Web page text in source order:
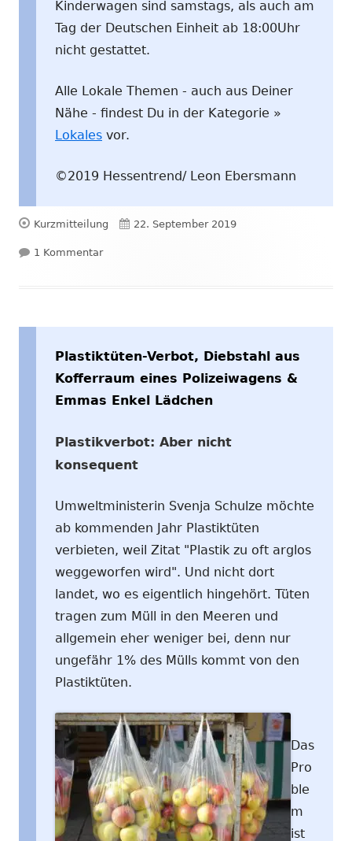
Kinderwagen sind samstags, als auch am
Tag der Deutschen Einheit ab 18:00Uhr
nicht gestattet.
Alle Lokale Themen - auch aus Deiner
Nähe - findest Du in der Kategorie »
Lokales vor.
©2019 Hessentrend/ Leon Ebersmann
Format
Kurzmitteilung Veröffentlicht
22. September 2019
1 Kommentarzu Schwarzfahren, Patientenakten frei
Plastiktüten-Verbot, Diebstahl aus
Kofferraum eines Polizeiwagens &
Emmas Enkel Lädchen
Plastikverbot: Aber nicht
konsequent
Umweltministerin Svenja Schulze möchte
ab kommenden Jahr Plastiktüten
verbieten, weil Zitat "Plastik zu oft arglos
weggeworfen wird". Und nicht dort
landet, wo es eigentlich hingehört. Tüten
tragen zum Müll in den Meeren und
allgemein eher weniger bei, denn nur
ungefähr 1% des Mülls kommt von den
Plastiktüten.
Das
Pro
ble
m
ist